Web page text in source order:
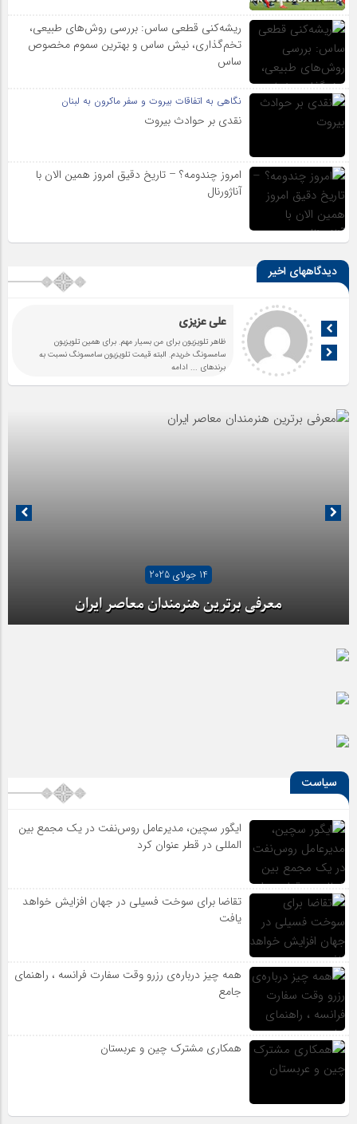
ریشه‌کنی قطعی ساس: بررسی روش‌های طبیعی،
تخم‌گذاری، نیش ساس و بهترین سموم مخصوص
ساس
نگاهی به اتفاقات بیروت و سفر ماکرون به لبنان
نقدی بر حوادث بیروت
امروز چندومه؟ – تاریخ دقیق امروز همین الان با
آناژورنال
دیدگاههای اخیر
علی عزیزی
ظاهر تلویزیون برای من بسیار مهم. برای همین تلویزیون
سامسونگ خریدم. البته قیمت تلویزیون سامسونگ نسبت به
برندهای ... ادامه
14 جولای 2025
معرفی برترین هنرمندان معاصر ایران
سیاست
ایگور سچین، مدیرعامل روس‌نفت در یک مجمع بین
المللی در قطر عنوان کرد
تقاضا برای سوخت فسیلی در جهان افزایش خواهد
یافت
همه چیز درباره‌ی رزرو وقت سفارت فرانسه ، راهنمای
جامع
همکاری مشترک چین و عربستان